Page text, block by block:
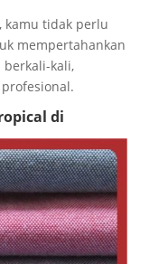
kamu tidak perlu
mempertahankan
kali,
di